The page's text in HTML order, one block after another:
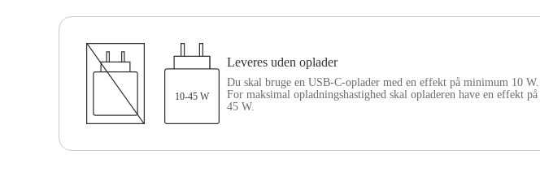
10-45 W
Leveres uden oplader
Du skal bruge en USB-C-oplader med en effekt på minimum 10 W.
For maksimal opladningshastighed skal opladeren have en effekt på
45 W.